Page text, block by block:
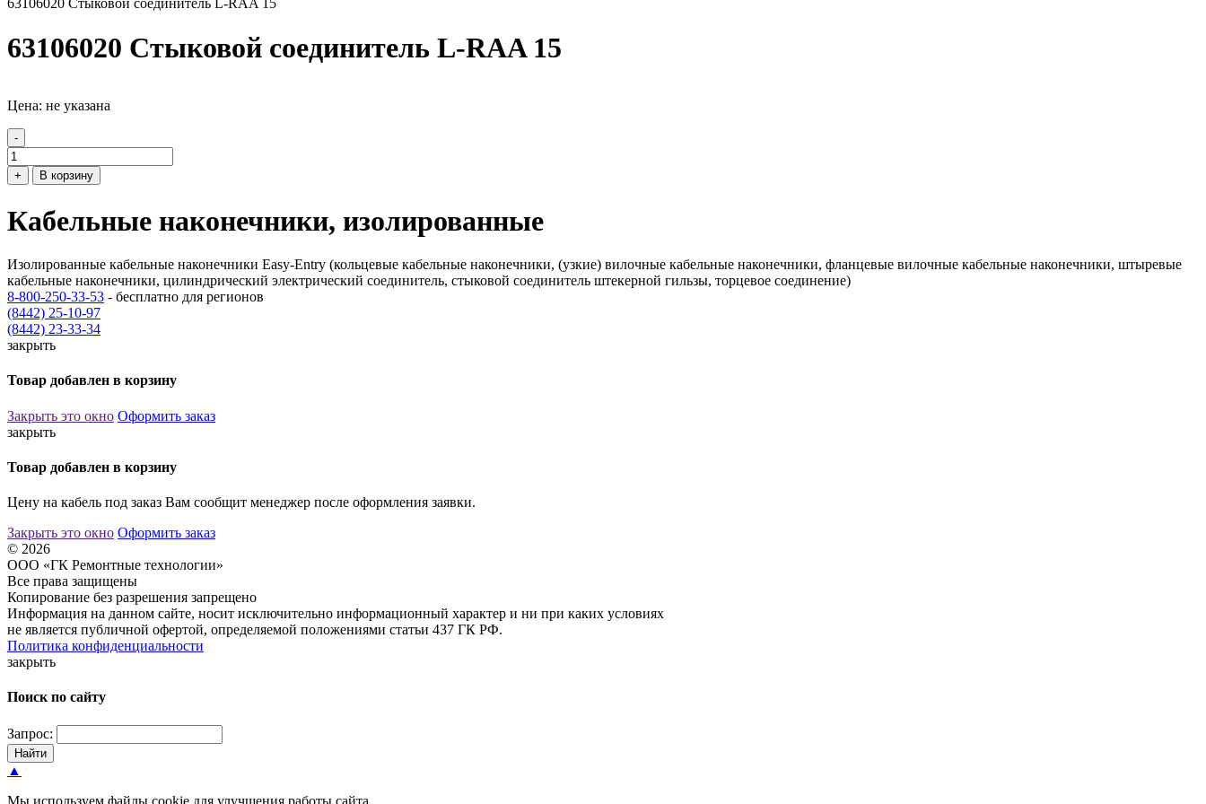
63106020 Стыковой соединитель L-RAA 15
63106020 Стыковой соединитель L-RAA 15
Цена: не указана
-
+ В корзину
Кабельные наконечники, изолированные
Изолированные кабельные наконечники Easy-Entry (кольцевые кабельные наконечники, (узкие) вилочные кабельные наконечники, фланцевые вилочные кабельные наконечники, штыревые
кабельные наконечники, цилиндрический электрический соединитель, стыковой соединитель штекерной гильзы, торцевое соединение)
8-800-250-33-53 - бесплатно для регионов
(8442) 25-10-97
(8442) 23-33-34
закрыть
Товар добавлен в корзину
Закрыть это окно Оформить заказ
закрыть
Товар добавлен в корзину
Цену на кабель под заказ Вам сообщит менеджер после оформления заявки.
Закрыть это окно Оформить заказ
© 2026
ООО «ГК Ремонтные технологии»
Все права защищены
Копирование без разрешения запрещено
Информация на данном сайте, носит исключительно информационный характер и ни при каких условиях
не является публичной офертой, определяемой положениями статьи 437 ГК РФ.
Политика конфиденциальности
закрыть
Поиск по сайту
Запрос:
Найти
▲
Мы используем файлы cookie для улучшения работы сайта.